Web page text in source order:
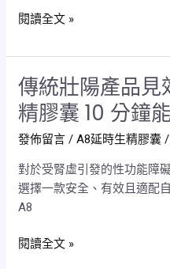
理
方
案
久
前
服
用
與
長
期
調
的
閱讀全文 »
傳統壯陽產品
精膠囊 10 分鐘
發佈留言 /A8延時生精膠囊
對於受腎虛引發的性功能障
選擇一款安全、有效且適配
A8
傳
統
壯
陽
品
見
慢？
閱讀全文 »